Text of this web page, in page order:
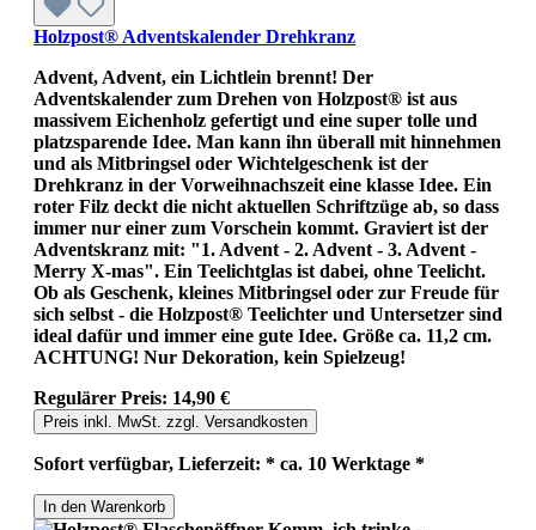
Holzpost® Adventskalender Drehkranz
Advent, Advent, ein Lichtlein brennt! Der
Adventskalender zum Drehen von Holzpost® ist aus
massivem Eichenholz gefertigt und eine super tolle und
platzsparende Idee. Man kann ihn überall mit hinnehmen
und als Mitbringsel oder Wichtelgeschenk ist der
Drehkranz in der Vorweihnachszeit eine klasse Idee. Ein
roter Filz deckt die nicht aktuellen Schriftzüge ab, so dass
immer nur einer zum Vorschein kommt. Graviert ist der
Adventskranz mit: "1. Advent - 2. Advent - 3. Advent -
Merry X-mas". Ein Teelichtglas ist dabei, ohne Teelicht.
Ob als Geschenk, kleines Mitbringsel oder zur Freude für
sich selbst - die Holzpost® Teelichter und Untersetzer sind
ideal dafür und immer eine gute Idee. Größe ca. 11,2 cm.
ACHTUNG! Nur Dekoration, kein Spielzeug!
Regulärer Preis: 14,90 €
Preis inkl. MwSt. zzgl. Versandkosten
Sofort verfügbar, Lieferzeit: * ca. 10 Werktage *
In den Warenkorb